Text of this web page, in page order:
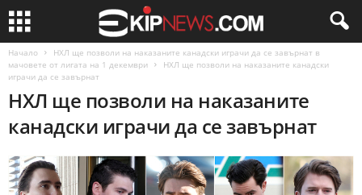
Начало
НХЛ ще позволи на наказаните канадски играчи да се завърнат в
мачовете от лигата на 1 декември
НХЛ ще позволи на наказаните канадски
играчи да се завърнат
НХЛ ще позволи на наказаните
канадски играчи да се завърнат